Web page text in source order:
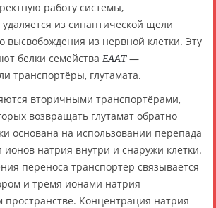
работу системы,
из синаптической щели
высвобождения из нервной клетки. Эту
белки семейства EAAT—
транспортёры, глутамата.
вторичными транспортёрами,
возвращать глутамат обратно
основана на использовании перепада
ионов натрия внутри и снаружи клетки.
переноса транспортёр связывается
и тремя ионами натрия
пространстве. Концентрация натрия